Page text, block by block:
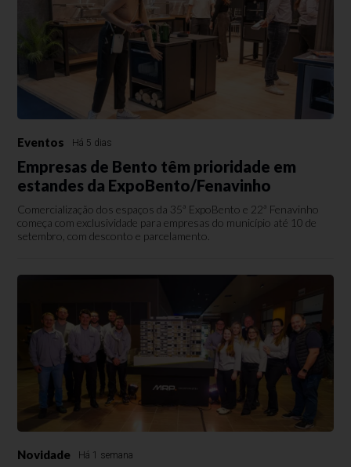
Eventos Há 5 dias
Empresas de Bento têm prioridade em
estandes da ExpoBento/Fenavinho
Comercialização dos espaços da 35ª ExpoBento e 22ª Fenavinho
começa com exclusividade para empresas do município até 10 de
setembro, com desconto e parcelamento.
Novidade Há 1 semana